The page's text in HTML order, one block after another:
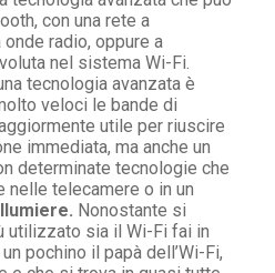
con una rete a
radio, oppure a
nel sistema Wi-Fi.
tecnologia avanzata è
veloci le bande di
utile per riuscire
immediata, ma anche un
determinate tecnologie che
nelle telecamere o in un
Nonostante si
utilizzato sia il Wi-Fi fai in
pochino il papà dell’Wi-Fi,